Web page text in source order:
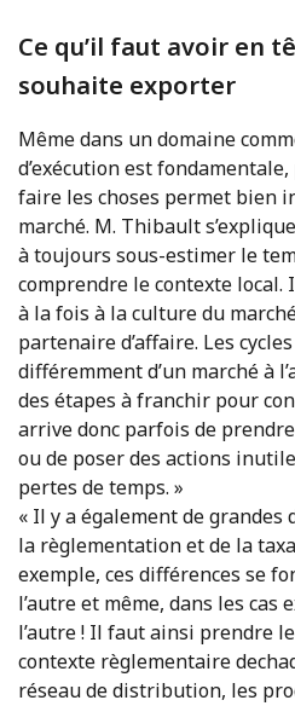
Ce qu’il faut avoir en
souhaite exporter
Même dans un domaine
d’exécution est
faire les choses permet bien
marché. M. Thibault
à toujours sous-estimer le
comprendre le contexte local.
à la fois à la culture du
partenaire d’affaire. Les
différemment d’un marché à
des étapes à franchir pour
arrive donc parfois de
ou de poser des actions
pertes de temps. »
« Il y a également de grandes
la règlementation et de la
exemple, ces différences se
l’autre et même, dans les cas
l’autre ! Il faut ainsi prendre
contexte règlementaire
réseau de distribution, les